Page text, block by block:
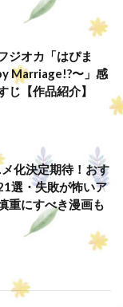
ジオカ「はぴま
Marriage!?〜」感
じ【作品紹介】
化決定期待！おす
選・失敗が怖いア
重にすべき漫画も